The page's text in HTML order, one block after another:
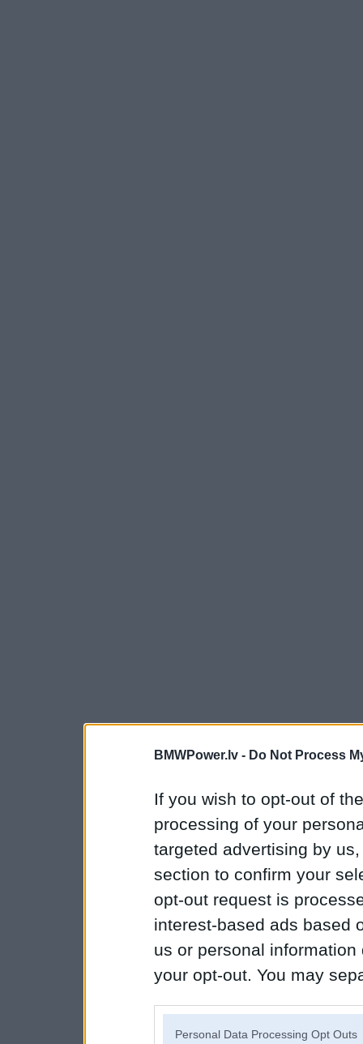
BMWPower.lv - Do Not Process
If you wish to opt-out of
processing of your
targeted advertising by
section to confirm your
opt-out request is
interest-based ads based
us or personal
your opt-out. You may
Personal Data Processing Opt Outs